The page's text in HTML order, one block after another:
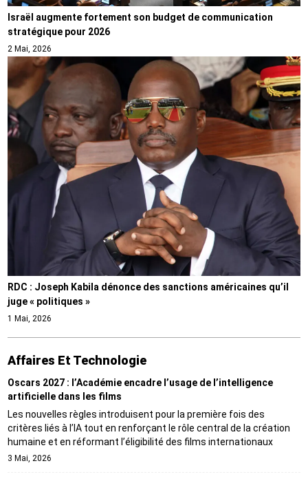
Israël augmente fortement son budget de communication
stratégique pour 2026
2 Mai, 2026
RDC : Joseph Kabila dénonce des sanctions américaines qu’il
juge « politiques »
1 Mai, 2026
Affaires Et Technologie
Oscars 2027 : l’Académie encadre l’usage de l’intelligence
artificielle dans les films
Les nouvelles règles introduisent pour la première fois des
critères liés à l’IA tout en renforçant le rôle central de la création
humaine et en réformant l’éligibilité des films internationaux
3 Mai, 2026